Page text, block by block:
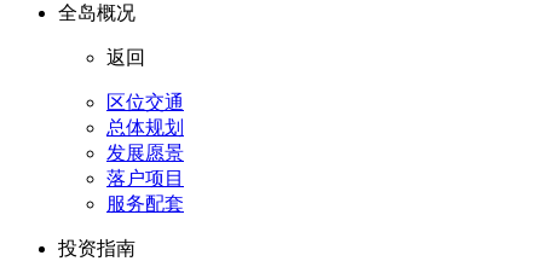
全岛概况
返回
区位交通
总体规划
发展愿景
落户项目
服务配套
投资指南